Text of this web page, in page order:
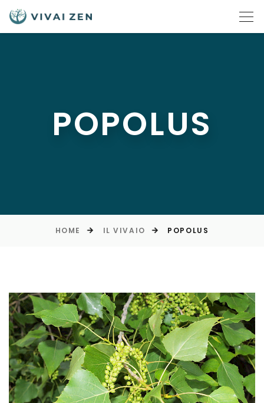
POPOLUS
HOME IL VIVAIO POPOLUS